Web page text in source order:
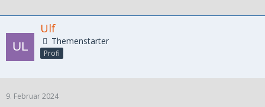
Ulf
Themenstarter
Profi
9. Februar 2024